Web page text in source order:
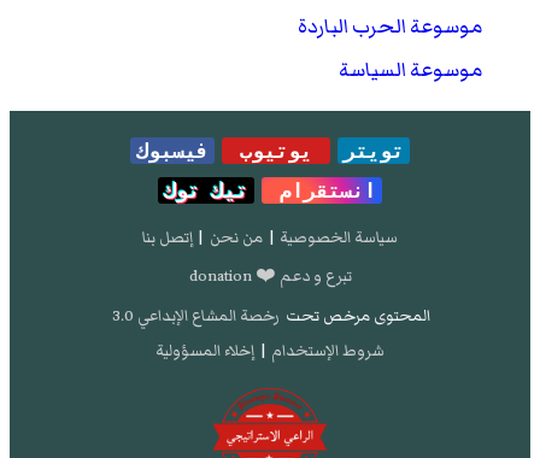
محفوظة25 يوليو 2017 على موقع واي باك مشين.
Afghanistan: The Soviet Invasion in
Afghanistan: a historical encyclopedia. Santa
Barbara, CA: ABC-Clio, Inc, 2003, p. 207
موسوعة الحرب الباردة
موسوعة السياسة
تويتر يوتيوب
فيسبوك
انستقرام
تيك توك
سياسة الخصوصية | من نحن | إتصل بنا
تبرع و دعم ❤️ donation
المحتوى مرخص تحت رخصة المشاع الإبداعي 3.0
شروط الإستخدام | إخلاء المسؤولية